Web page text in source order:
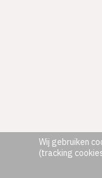
Wij gebruiken
(tracking